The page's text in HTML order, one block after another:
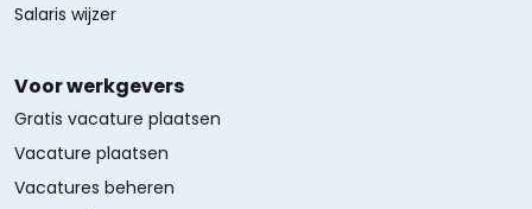
Salaris wijzer
Voor werkgevers
Gratis vacature plaatsen
Vacature plaatsen
Vacatures beheren